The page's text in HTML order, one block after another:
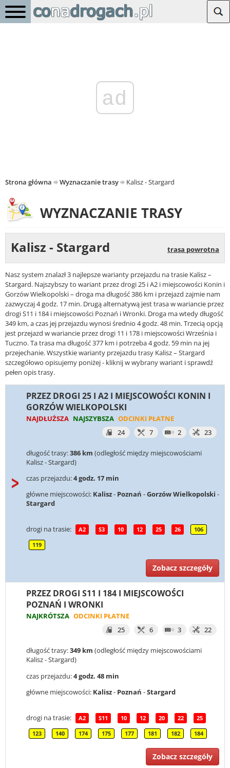
ad
Strona główna Wyznaczanie trasy Kalisz - Stargard
WYZNACZANIE TRASY
Kalisz - Stargard trasa powrotna
Nasz system znalazł 3 najlepsze warianty przejazdu na trasie Kalisz –
Stargard. Najszybszy to wariant przez drogi 25 i A2 i miejscowości Konin i
Gorzów Wielkopolski – droga ma długość 386 km i przejazd zajmie nam
zazwyczaj 4 godz. 17 min. Drugą alternatywą jest trasa w wariancie przez
drogi S11 i 184 i miejscowości Poznań i Wronki. Droga ma wtedy długość
349 km, a czas jej przejazdu wynosi średnio 4 godz. 48 min. Trzecią opcją
jest przejazd w wariancie przez drogi 11 i 178 i miejscowości Września i
Tuczno. Ta trasa ma długość 377 km i potrzeba 4 godz. 59 min na jej
przejechanie. Wszystkie warianty przejazdu trasy Kalisz – Stargard
szczegółowo opisujemy poniżej - kliknij w wybrany wariant i sprawdź
pełen opis trasy.
PRZEZ DROGI 25 I A2 I MIEJSCOWOŚCI KONIN I
GORZÓW WIELKOPOLSKI
NAJDŁUŻSZA NAJSZYBSZA ODCINKI PŁATNE
24
7 2 23
długość trasy:386 km (odległość między miejscowościami
Kalisz - Stargard)
czas przejazdu:4 godz. 17 min
główne miejscowości: Kalisz- Poznań -Gorzów Wielkopolski -
Stargard
drogi na trasie: A2 S3 10 12 25 26 106
119
Zobacz szczegóły
PRZEZ DROGI S11 I 184 I MIEJSCOWOŚCI
POZNAŃ I WRONKI
NAJKRÓTSZA ODCINKI PŁATNE
25
6 3 22
długość trasy:349 km (odległość między miejscowościami
Kalisz - Stargard)
czas przejazdu:4 godz. 48 min
główne miejscowości: Kalisz- Poznań -Stargard
drogi na trasie: A2 S11 10 12 20 22 25
123 140 174 175 177 181 182 184
Zobacz szczegóły